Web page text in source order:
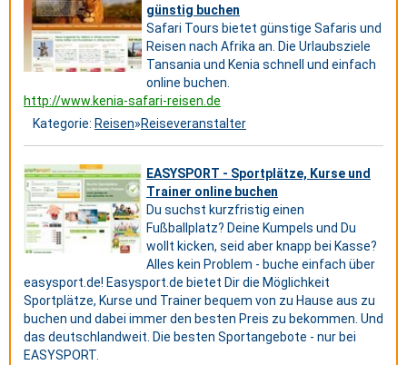
günstig buchen
Safari Tours bietet günstige Safaris und
Reisen nach Afrika an. Die Urlaubsziele
Tansania und Kenia schnell und einfach
online buchen.
http://www.kenia-safari-reisen.de
Kategorie: Reisen»Reiseveranstalter
EASYSPORT - Sportplätze, Kurse und
Trainer online buchen
Du suchst kurzfristig einen
Fußballplatz? Deine Kumpels und Du
wollt kicken, seid aber knapp bei Kasse?
Alles kein Problem - buche einfach über
easysport.de! Easysport.de bietet Dir die Möglichkeit
Sportplätze, Kurse und Trainer bequem von zu Hause aus zu
buchen und dabei immer den besten Preis zu bekommen. Und
das deutschlandweit. Die besten Sportangebote - nur bei
EASYSPORT.